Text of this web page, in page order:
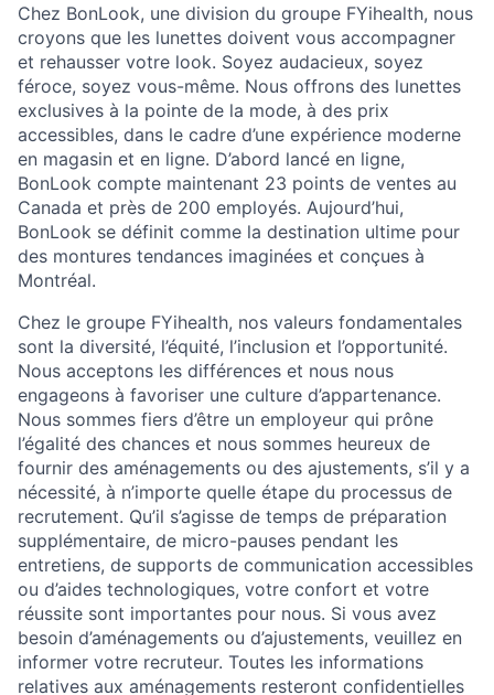
Chez BonLook, une division du groupe FYihealth, nous
croyons que les lunettes doivent vous accompagner
et rehausser votre look. Soyez audacieux, soyez
féroce, soyez vous-même. Nous offrons des lunettes
exclusives à la pointe de la mode, à des prix
accessibles, dans le cadre d’une expérience moderne
en magasin et en ligne. D’abord lancé en ligne,
BonLook compte maintenant 23 points de ventes au
Canada et près de 200 employés. Aujourd’hui,
BonLook se définit comme la destination ultime pour
des montures tendances imaginées et conçues à
Montréal.
Chez le groupe FYihealth, nos valeurs fondamentales
sont la diversité, l’équité, l’inclusion et l’opportunité.
Nous acceptons les différences et nous nous
engageons à favoriser une culture d’appartenance.
Nous sommes fiers d’être un employeur qui prône
l’égalité des chances et nous sommes heureux de
fournir des aménagements ou des ajustements, s’il y a
nécessité, à n’importe quelle étape du processus de
recrutement. Qu’il s’agisse de temps de préparation
supplémentaire, de micro-pauses pendant les
entretiens, de supports de communication accessibles
ou d’aides technologiques, votre confort et votre
réussite sont importantes pour nous. Si vous avez
besoin d’aménagements ou d’ajustements, veuillez en
informer votre recruteur. Toutes les informations
relatives aux aménagements resteront confidentielles